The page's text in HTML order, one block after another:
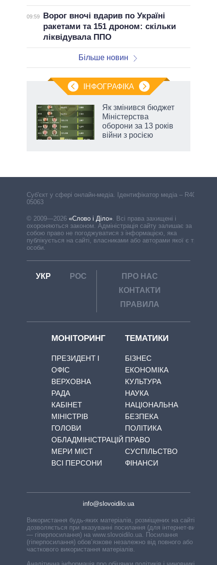
09:59
Ворог вночі вдарив по Україні
ракетами та 151 дроном: скільки
ліквідувала ППО
Більше новин
ІНФОГРАФІКА
Як змінився бюджет
Міністерства
оборони за 13 років
війни з росією
Cуб'єкт у сфері онлайн-медіа. Ідентифікатор медіа – R40-
05063
© 2009—2026 «Слово і Діло»
Всі права захищені і
охороняються законом. Адміністрація сайту залишає за
собою право не погоджуватися з інформацією, яка
публікується на сайті, власниками або авторами якої є треті
особи.
УКР РОС
ПРО НАС
КОНТАКТИ
ПРАВИЛА
МОНІТОРИНГ
ПРЕЗИДЕНТ І
ОФІС
ВЕРХОВНА
РАДА
КАБІНЕТ
МІНІСТРІВ
ГОЛОВИ
ОБЛАДМІНІСТРАЦІЙ
МЕРИ МІСТ
ВСІ ПЕРСОНИ
ТЕМАТИКИ
БІЗНЕС
ЕКОНОМІКА
КУЛЬТУРА
НАУКА
НАЦІОНАЛЬНА
БЕЗПЕКА
ПОЛІТИКА
ПРАВО
СУСПІЛЬСТВО
ФІНАНСИ
info@slovoidilo.ua
Використання будь-яких матеріалів, розміщених на сайті,
дозволяється при вказуванні посилання (для інтернет-видань
— гіперпосилання) на www.slovoidilo.ua. Посилання
(гіперпосилання) обов’язкове незалежно від повного або
часткового використання матеріалів.